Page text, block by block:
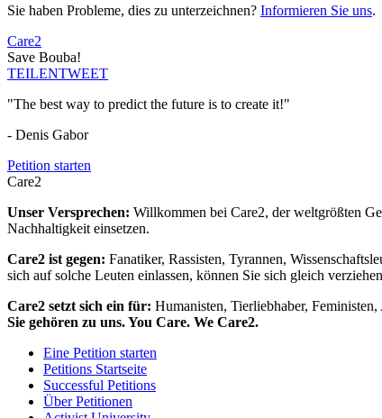
Sie haben Probleme, dies zu unterzeichnen? Informieren Sie uns.
Care2
Save Bouba!
TEILENTWEET
"The best way to predict the future is to create it!"
- Denis Gabor
Petition starten
Care2
Unser Versprechen: Willkommen bei Care2, der weltgrößten
Nachhaltigkeit einsetzen.
Care2 ist gegen: Fanatiker, Rassisten, Tyrannen,
sich auf solche Leuten einlassen, können Sie sich gleich
Care2 setzt sich ein für: Humanisten, Tierliebhaber,
Sie gehören zu uns. You Care. We Care2.
Eine Petition starten
Petitions Startseite
Successful Petitions
Über Petitionen